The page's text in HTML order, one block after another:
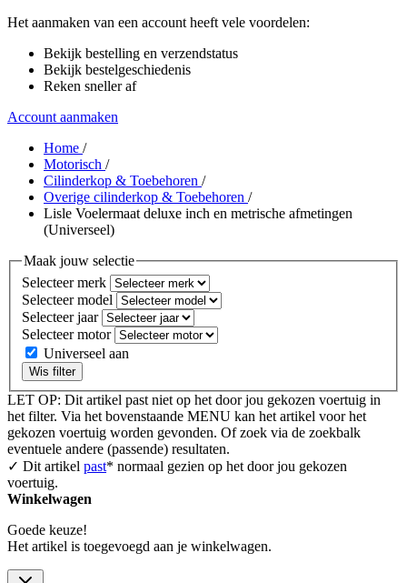
Het aanmaken van een account heeft vele voordelen:
Bekijk bestelling en verzendstatus
Bekijk bestelgeschiedenis
Reken sneller af
Account aanmaken
Home /
Motorisch /
Cilinderkop & Toebehoren /
Overige cilinderkop & Toebehoren /
Lisle Voelermaat deluxe inch en metrische afmetingen
(Universeel)
Maak jouw selectie
Selecteer merk
Selecteer model
Selecteer jaar
Selecteer motor
Universeel aan
Wis filter
LET OP: Dit artikel past niet op het door jou gekozen voertuig in
het filter. Via het bovenstaande MENU kan het artikel voor het
gekozen voertuig worden gevonden. Of zoek via de zoekbalk
eventuele andere (passende) resultaten.
✓ Dit artikel past* normaal gezien op het door jou gekozen
voertuig.
Winkelwagen
Goede keuze!
Het artikel is toegevoegd aan je winkelwagen.